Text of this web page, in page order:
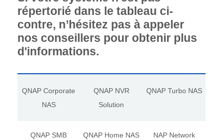
répertorié dans le tableau ci-
contre, n’hésitez pas à appeler
nos conseillers pour obtenir plus
d'informations.
QNAP Corporate
NAS
QNAP NVR
Solution
QNAP Turbo NAS
QNAP SMB QNAP Home NAS
NAP Network